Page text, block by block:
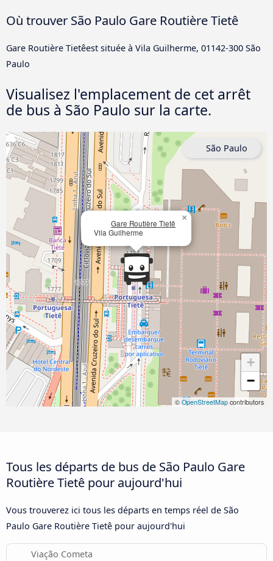
Où trouver São Paulo Gare Routière Tietê
Gare Routière Tietêest située à Vila Guilherme, 01142-300 São
Paulo
Visualisez l'emplacement de cet arrêt
de bus à São Paulo sur la carte.
Gare Routière Tietê
Vila Guilherme
×
+
−
© OpenStreetMap contributors
São Paulo
Tous les départs de bus de São Paulo Gare
Routière Tietê pour aujourd'hui
Vous trouverez ici tous les départs en temps réel de São
Paulo Gare Routière Tietê pour aujourd'hui
Viação Cometa